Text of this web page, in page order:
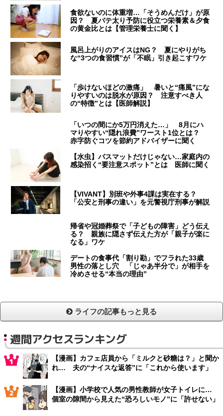
食欲ないのに体重増…「そうめんだけ」が原
因？ 夏バテ太り予防に役立つ栄養素＆夕食
の黄金比とは【管理栄養士に聞く】
風呂上がりのアイスはNG？ 夏にやりがち
な“3つの食習慣”が「不眠」引き起こすワケ
「歩けないほどの激痛」 暑いと“痛風”にな
りやすいのは脱水が原因？ 注意すべき人
の“特徴”とは【医師解説】
「いつの間にか5万円消えた…」 8月にハ
マりやすい“隠れ浪費”ワースト1位とは？
赤字防ぐコツを節約アドバイザーに聞く
【水虫】バスマットだけじゃない…家庭内の
感染招く“要注意スポット”とは 医師に聞く
【VIVANT】別班や外事4課は実在する？
「公安と刑事の違い」を元警視庁刑事が解説
帰省や冠婚葬祭で「子どもの障害」どう伝え
る？ 親族に隠さず伝えた方が「親子が楽に
なる」ワケ
デートの食事代「割り勘」でフラれた33歳
男性の落とし穴 「じゃあ半分で」が相手を
冷めさせる“本当の理由”
ライフの記事もっと見る
週間アクセスランキング
【漫画】カフェ店員から「ミルクと砂糖は？」と聞か
れ… 夫の“ナイスな返答”に「これから使います」
【漫画】小学校で人気の男性教師が女子トイレに…
個室の隙間から見えた“恐ろしいモノ”に「許せない」